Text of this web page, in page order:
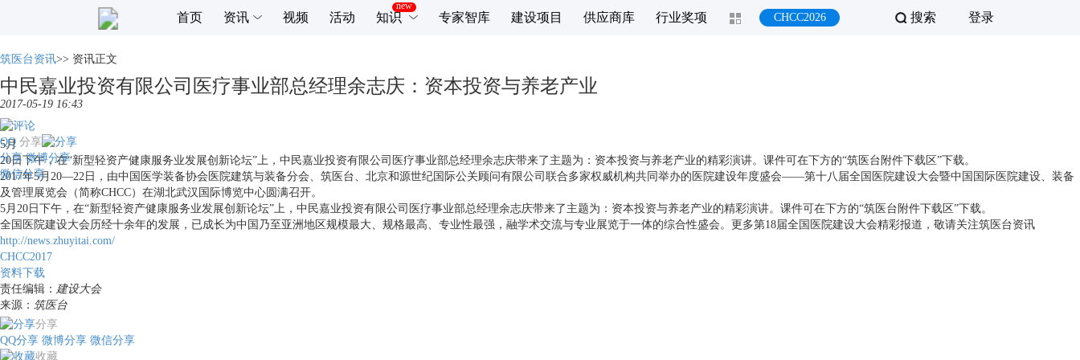
登录
搜索
首页 资讯 视频 活动 知识 专家智库 建设项目 供应商库 行业奖项 CHCC2026
筑医台资讯>> 资讯正文
中民嘉业投资有限公司医疗事业部总经理余志庆：资本投资与养老产业
2017-05-19 16:43
分享
QQ
分享 微博分享
微信分享
5月
20日下午，在“新型轻资产健康服务业发展创新论坛”上，中民嘉业投资有限公司医疗事业部总经理余志庆带来了主题为：资本投资与养老产业的精彩演讲。课件可在下方的“筑医台附件下载区”下载。
2017年5月20—22日，由中国医学装备协会医院建筑与装备分会、筑医台、北京和源世纪国际公关顾问有限公司联合多家权威机构共同举办的医院建设年度盛会——第十八届全国医院建设大会暨中国国际医院建设、装备
及管理展览会（简称CHCC）在湖北武汉国际博览中心圆满召开。
5月20日下午，在“新型轻资产健康服务业发展创新论坛”上，中民嘉业投资有限公司医疗事业部总经理余志庆带来了主题为：资本投资与养老产业的精彩演讲。课件可在下方的“筑医台附件下载区”下载。
全国医院建设大会历经十余年的发展，已成长为中国乃至亚洲地区规模最大、规格最高、专业性最强，融学术交流与专业展览于一体的综合性盛会。更多第18届全国医院建设大会精彩报道，敬请关注筑医台资讯
http://news.zhuyitai.com/
CHCC2017
资料下载
责任编辑： 建设大会
来源： 筑医台
分享
QQ分享 微博分享 微信分享
收藏